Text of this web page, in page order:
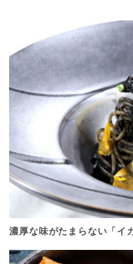
濃厚な味がたまらない「イ